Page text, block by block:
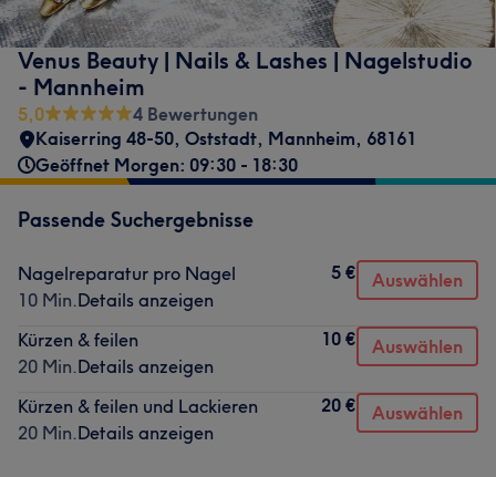
Venus Beauty | Nails & Lashes | Nagelstudio
- Mannheim
5,0
4 Bewertungen
Kaiserring 48-50, Oststadt, Mannheim, 68161
Geöffnet Morgen: 09:30 - 18:30
Passende Suchergebnisse
Nagelreparatur pro Nagel
10 Min.Details anzeigen
5 € Auswählen
Kürzen & feilen
20 Min.Details anzeigen
10 € Auswählen
Kürzen & feilen und Lackieren
20 Min.Details anzeigen
20 € Auswählen